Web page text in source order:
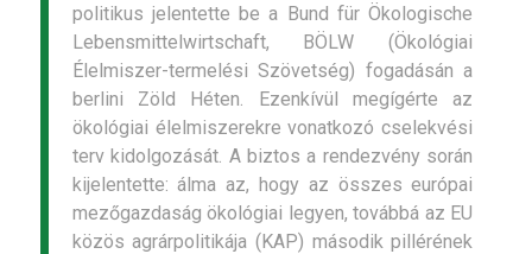
politikus jelentette be a Bund für Ökologische
Lebensmittelwirtschaft, BÖLW (Ökológiai
Élelmiszer-termelési Szövetség) fogadásán a
berlini Zöld Héten. Ezenkívül megígérte az
ökológiai élelmiszerekre vonatkozó cselekvési
terv kidolgozását. A biztos a rendezvény során
kijelentette: álma az, hogy az összes európai
mezőgazdaság ökológiai legyen, továbbá az EU
közös agrárpolitikája (KAP) második pillérének